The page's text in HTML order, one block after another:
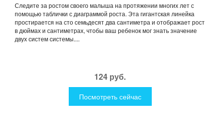
Следите за ростом своего малыша на протяжении многих лет с
помощью таблички с диаграммой роста. Эта гигантская линейка
простирается на сто семьдесят два сантиметра и отображает рост
в дюймах и сантиметрах, чтобы ваш ребенок мог знать значение
двух систем системы....
124 руб.
Посмотреть сейчас